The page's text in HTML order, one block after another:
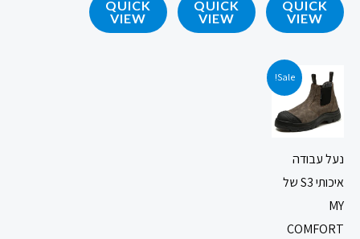
4.76
מתוך 5
QUICK
VIEW
4.73
מתוך 5
QUICK
VIEW
4.65
מתוך 5
QUICK
VIEW
Sale!
נעל עבודה
איכותי S3 של
MY
COMFORT
המחיר
המקורי
היה:
800.00 ₪.
המחיר
הנוכחי
הוא:
499.90 ₪.